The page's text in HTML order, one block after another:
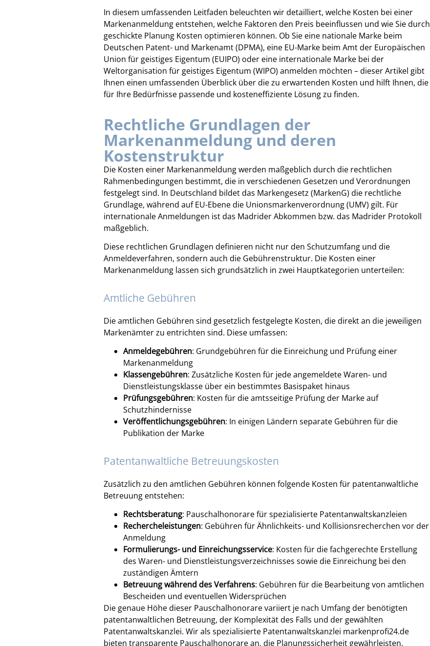
In diesem umfassenden Leitfaden beleuchten wir detailliert, welche Kosten bei einer
Markenanmeldung entstehen, welche Faktoren den Preis beeinflussen und wie Sie durch
geschickte Planung Kosten optimieren können. Ob Sie eine nationale Marke beim
Deutschen Patent- und Markenamt (DPMA), eine EU-Marke beim Amt der Europäischen
Union für geistiges Eigentum (EUIPO) oder eine internationale Marke bei der
Weltorganisation für geistiges Eigentum (WIPO) anmelden möchten – dieser Artikel gibt
Ihnen einen umfassenden Überblick über die zu erwartenden Kosten und hilft Ihnen, die
für Ihre Bedürfnisse passende und kosteneffiziente Lösung zu finden.
Rechtliche Grundlagen der
Markenanmeldung und deren
Kostenstruktur
Die Kosten einer Markenanmeldung werden maßgeblich durch die rechtlichen
Rahmenbedingungen bestimmt, die in verschiedenen Gesetzen und Verordnungen
festgelegt sind. In Deutschland bildet das Markengesetz (MarkenG) die rechtliche
Grundlage, während auf EU-Ebene die Unionsmarkenverordnung (UMV) gilt. Für
internationale Anmeldungen ist das Madrider Abkommen bzw. das Madrider Protokoll
maßgeblich.
Diese rechtlichen Grundlagen definieren nicht nur den Schutzumfang und die
Anmeldeverfahren, sondern auch die Gebührenstruktur. Die Kosten einer
Markenanmeldung lassen sich grundsätzlich in zwei Hauptkategorien unterteilen:
Amtliche Gebühren
Die amtlichen Gebühren sind gesetzlich festgelegte Kosten, die direkt an die jeweiligen
Markenämter zu entrichten sind. Diese umfassen:
Anmeldegebühren: Grundgebühren für die Einreichung und Prüfung einer
Markenanmeldung
Klassengebühren: Zusätzliche Kosten für jede angemeldete Waren- und
Dienstleistungsklasse über ein bestimmtes Basispaket hinaus
Prüfungsgebühren: Kosten für die amtsseitige Prüfung der Marke auf
Schutzhindernisse
Veröffentlichungsgebühren: In einigen Ländern separate Gebühren für die
Publikation der Marke
Patentanwaltliche Betreuungskosten
Zusätzlich zu den amtlichen Gebühren können folgende Kosten für patentanwaltliche
Betreuung entstehen:
Rechtsberatung: Pauschalhonorare für spezialisierte Patentanwaltskanzleien
Rechercheleistungen: Gebühren für Ähnlichkeits- und Kollisionsrecherchen vor der
Anmeldung
Formulierungs- und Einreichungsservice: Kosten für die fachgerechte Erstellung
des Waren- und Dienstleistungsverzeichnisses sowie die Einreichung bei den
zuständigen Ämtern
Betreuung während des Verfahrens: Gebühren für die Bearbeitung von amtlichen
Bescheiden und eventuellen Widersprüchen
Die genaue Höhe dieser Pauschalhonorare variiert je nach Umfang der benötigten
patentanwaltlichen Betreuung, der Komplexität des Falls und der gewählten
Patentanwaltskanzlei. Wir als spezialisierte Patentanwaltskanzlei markenprofi24.de
bieten transparente Pauschalhonorare an, die Planungssicherheit gewährleisten.